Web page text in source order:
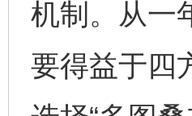
机制。从一
要得益于四